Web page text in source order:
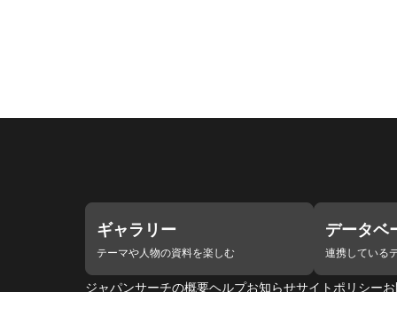
ギャラリー
テーマや人物の資料を楽しむ
データベ
連携している
ジャパンサーチの概要ヘルプお知らせサイトポリシー